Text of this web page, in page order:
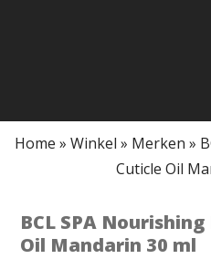
Home » Winkel » Merken »
Cuticle Oil
BCL SPA
Oil Mandarin 30 ml